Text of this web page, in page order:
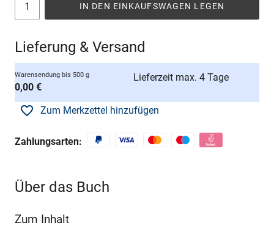
IN DEN EINKAUFSWAGEN LEGEN
Lieferung & Versand
Warensendung bis 500 g
0,00 €
Lieferzeit max. 4 Tage
Zum Merkzettel hinzufügen
Zahlungsarten:
Über das Buch
Zum Inhalt